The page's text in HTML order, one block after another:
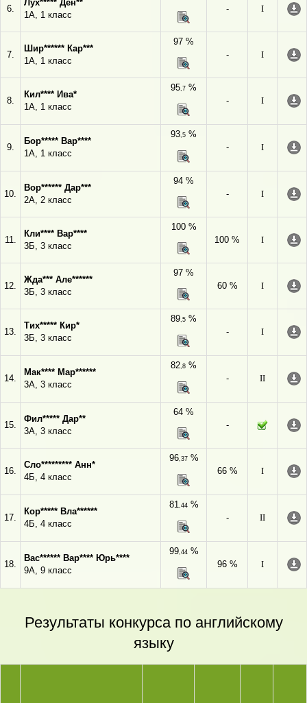
6.
Лух***** Ден**
1А, 1 класс
-
I
7.
Шир****** Кар***
1А, 1 класс
97 %
-
I
8.
Кил**** Ива*
1А, 1 класс
95,7 %
-
I
9.
Бор***** Вар****
1А, 1 класс
93,5 %
-
I
10.
Вор****** Дар***
2А, 2 класс
94 %
-
I
11.
Кли**** Вар****
3Б, 3 класс
100 %
100 %
I
12.
Жда*** Але******
3Б, 3 класс
97 %
60 %
I
13.
Тих***** Кир*
3Б, 3 класс
89,5 %
-
I
14.
Мак**** Мар******
3А, 3 класс
82,8 %
-
II
15.
Фил***** Дар**
3А, 3 класс
64 %
-
16.
Сло********* Анн*
4Б, 4 класс
96,37%
66 %
I
17.
Кор***** Вла******
4Б, 4 класс
81,44%
-
II
18.
Вас****** Вар**** Юрь****
9А, 9 класс
99,44%
96 %
I
Результаты конкурса по английскому
языку